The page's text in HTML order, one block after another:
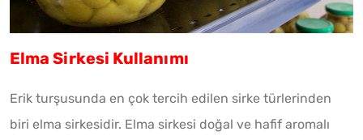
Elma Sirkesi Kullanımı
Erik turşusunda en çok tercih edilen sirke türlerinden
biri elma sirkesidir. Elma sirkesi doğal ve hafif aromalı